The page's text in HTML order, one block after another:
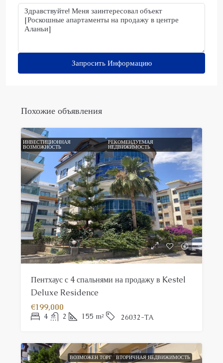
Запросить Информацию
Похожие объявления
ИНВЕСТИЦИОННАЯ
ВОЗМОЖНОСТЬ
РЕКОМЕНДУЕМАЯ
НЕДВИЖИМОСТЬ
Пентхаус с 4 спальнями на продажу в Kestel
Deluxe Residence
€199,000
4 2 155 m² 26032-TA
ВОЗМОЖЕН ТОРГ ВТОРИЧНАЯ НЕДВИЖИМОСТЬ